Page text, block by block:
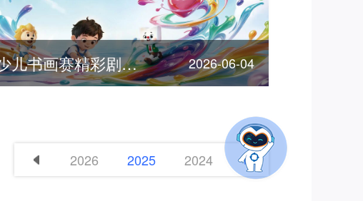
客服节 | 全国少儿书画赛精彩剧透，期待您的参加！ 2026-06-04
2026 2025 2024 2023